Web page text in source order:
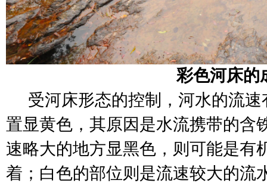
彩色河床的
受河床形态的控制，河水的流
置显黄色，其原因是水流携带的含
速略大的地方显黑色，则可能是有
着；白色的部位则是流速较大的流